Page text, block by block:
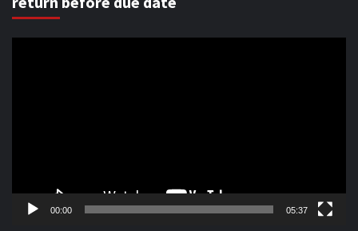
00:00 05:37